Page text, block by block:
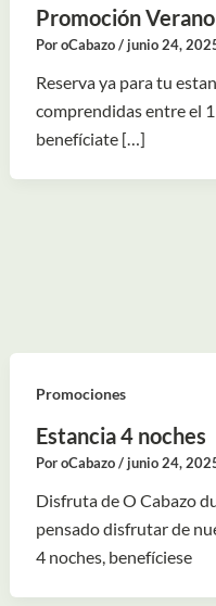
Promoción Verano
PoroCabazo/ junio 24,
Reserva ya para tu
comprendidas entre el
benefíciate […]
Promociones
Estancia 4 noches
PoroCabazo/ junio 24,
Disfruta de O Cabazo
pensado disfrutar de
4 noches, benefíciese